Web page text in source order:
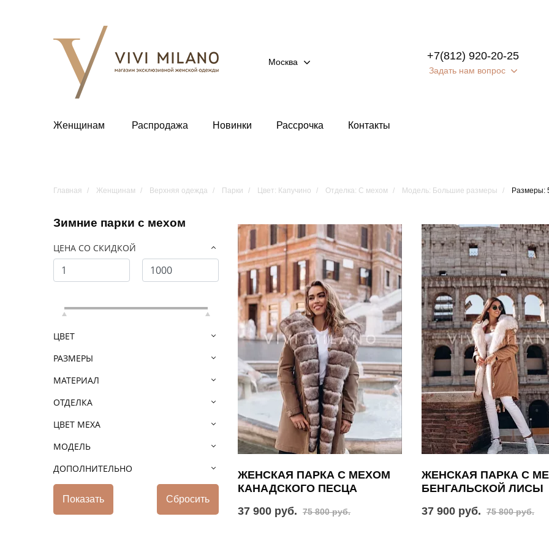
Москва
+7(812) 920-20-25
Задать нам вопрос
Женщинам Распродажа Новинки Рассрочка Контакты
Главная Женщинам Верхняя одежда Парки Цвет: Капучино Отделка: С мехом Модель: Большие размеры Размеры:
Зимние парки с мехом
ЦЕНА СО СКИДКОЙ
ЦВЕТ
РАЗМЕРЫ
МАТЕРИАЛ
ОТДЕЛКА
ЦВЕТ МЕХА
МОДЕЛЬ
ДОПОЛНИТЕЛЬНО
ЖЕНСКАЯ ПАРКА С МЕХОМ
КАНАДСКОГО ПЕСЦА
37 900 руб.
75 800 руб.
ЖЕНСКАЯ ПАРКА С
БЕНГАЛЬСКОЙ ЛИСЫ
37 900 руб.
75 800 руб.